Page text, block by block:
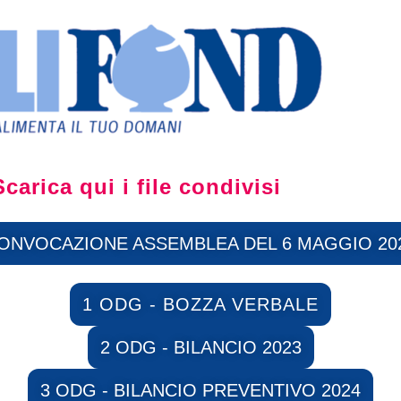
qui i file condivisi
ASSEMBLEA DEL 6 MAGGIO
1 ODG - BOZZA VERBALE
2 ODG - BILANCIO 2023
3 ODG - BILANCIO PREVENTIVO 2024